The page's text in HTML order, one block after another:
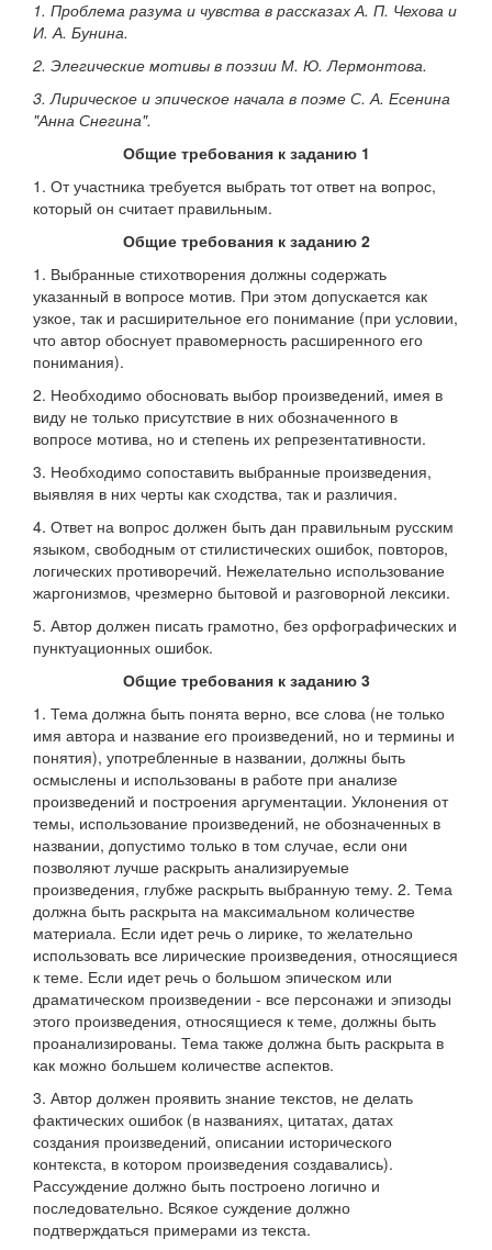
1. Проблема разума и чувства в рассказах А. П. Чехова и
И. А. Бунина.
2. Элегические мотивы в поэзии М. Ю. Лермонтова.
3. Лирическое и эпическое начала в поэме С. А. Есенина
"Анна Снегина".
Общие требования к заданию 1
1. От участника требуется выбрать тот ответ на вопрос,
который он считает правильным.
Общие требования к заданию 2
1. Выбранные стихотворения должны содержать
указанный в вопросе мотив. При этом допускается как
узкое, так и расширительное его понимание (при условии,
что автор обоснует правомерность расширенного его
понимания).
2. Необходимо обосновать выбор произведений, имея в
виду не только присутствие в них обозначенного в
вопросе мотива, но и степень их репрезентативности.
3. Необходимо сопоставить выбранные произведения,
выявляя в них черты как сходства, так и различия.
4. Ответ на вопрос должен быть дан правильным русским
языком, свободным от стилистических ошибок, повторов,
логических противоречий. Нежелательно использование
жаргонизмов, чрезмерно бытовой и разговорной лексики.
5. Автор должен писать грамотно, без орфографических и
пунктуационных ошибок.
Общие требования к заданию 3
1. Тема должна быть понята верно, все слова (не только
имя автора и название его произведений, но и термины и
понятия), употребленные в названии, должны быть
осмыслены и использованы в работе при анализе
произведений и построения аргументации. Уклонения от
темы, использование произведений, не обозначенных в
названии, допустимо только в том случае, если они
позволяют лучше раскрыть анализируемые
произведения, глубже раскрыть выбранную тему. 2. Тема
должна быть раскрыта на максимальном количестве
материала. Если идет речь о лирике, то желательно
использовать все лирические произведения, относящиеся
к теме. Если идет речь о большом эпическом или
драматическом произведении - все персонажи и эпизоды
этого произведения, относящиеся к теме, должны быть
проанализированы. Тема также должна быть раскрыта в
как можно большем количестве аспектов.
3. Автор должен проявить знание текстов, не делать
фактических ошибок (в названиях, цитатах, датах
создания произведений, описании исторического
контекста, в котором произведения создавались).
Рассуждение должно быть построено логично и
последовательно. Всякое суждение должно
подтверждаться примерами из текста.